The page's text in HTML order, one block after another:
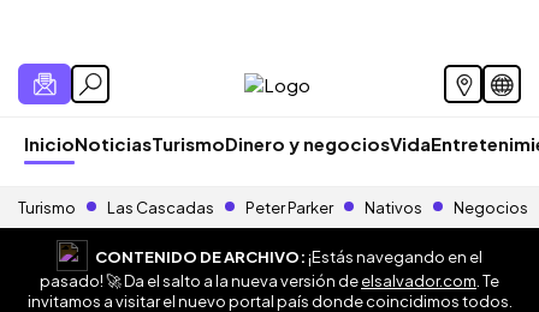
InicioNoticiasTurismoDinero y negociosVida
Turismo Las Cascadas Peter Parker Nativos Negocios
CONTENIDO DE ARCHIVO:¡Estás navegando en el
pasado! 🚀 Da el salto a la nueva versión deelsalvador.com . Te
invitamos a visitar el nuevo portal país donde coincidimos todos.